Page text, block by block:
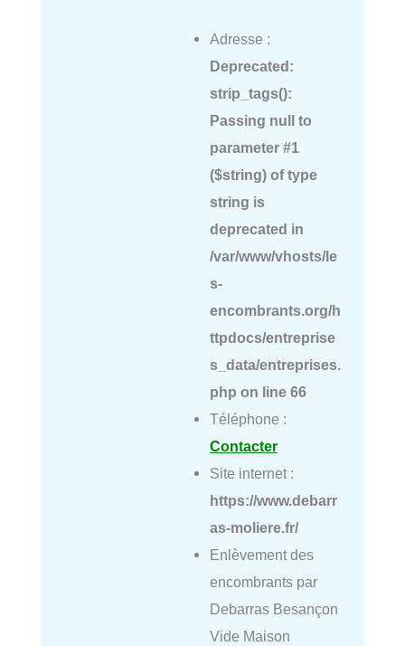
Adresse :
Deprecated:
strip_tags():
Passing null to
parameter #1
($string) of type
string is
deprecated in
/var/www/vhosts/le
s-
encombrants.org/h
ttpdocs/entreprise
s_data/entreprises.
php on line 66
Téléphone :
Contacter
Site internet :
https://www.debarr
as-moliere.fr/
Enlèvement des
encombrants par
Debarras Besançon
Vide Maison